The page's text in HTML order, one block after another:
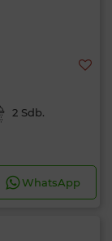
2 Sdb.
WhatsApp